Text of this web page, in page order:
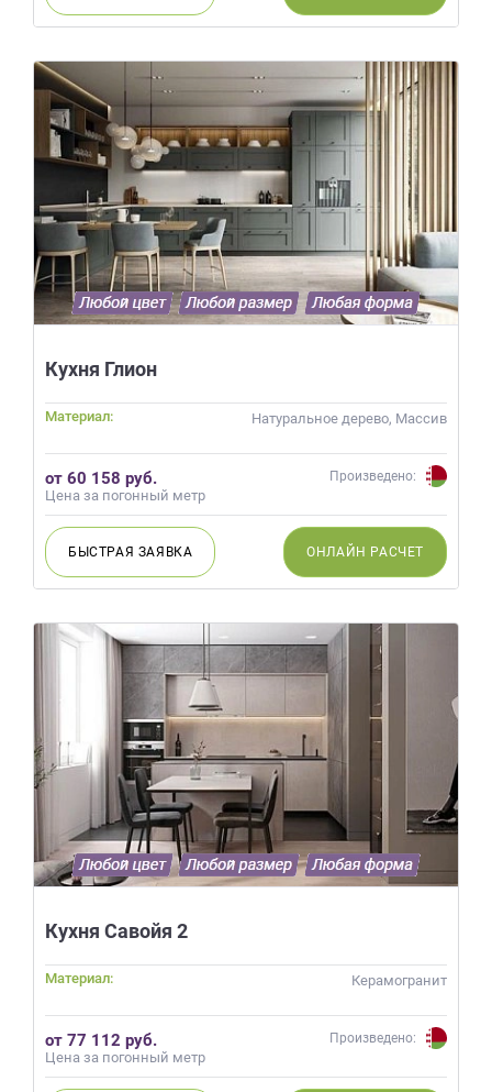
Кухня Глион
Материал: Натуральное дерево, Массив
от 60 158 руб.
Цена за погонный метр
Произведено:
БЫСТРАЯ ЗАЯВКА ОНЛАЙН РАСЧЕТ
Кухня Савойя 2
Материал: Керамогранит
от 77 112 руб.
Цена за погонный метр
Произведено: